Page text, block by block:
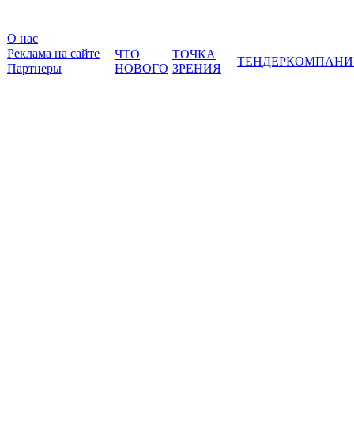
О нас
Реклама на сайте
Партнеры
ЧТО
НОВОГО
ТОЧКА
ЗРЕНИЯ
ТЕНДЕР